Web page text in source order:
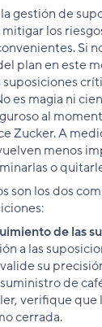
gestión de
los
Si
plan en este
es magia ni
al
Zucker. A
menos
o
son los dos
de las
a las
su
de
verifique que
cerrada.